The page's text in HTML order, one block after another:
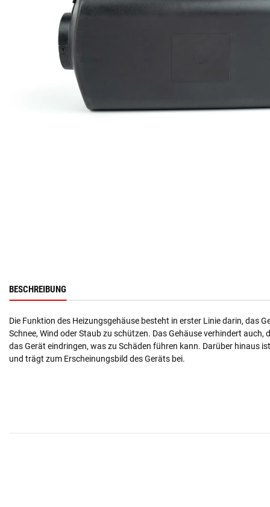
BESCHREIBUNG
Die Funktion des Heizungsgehäuse besteht in erster Linie darin, das
Schnee, Wind oder Staub zu schützen. Das Gehäuse verhindert
das Gerät eindringen, was zu Schäden führen kann. Darüber hinaus
und trägt zum Erscheinungsbild des Geräts bei.